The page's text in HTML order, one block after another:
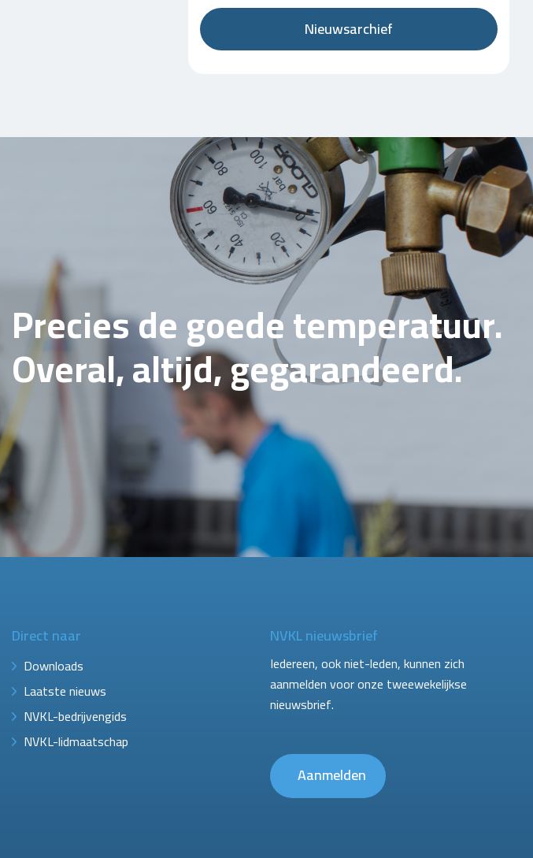
Nieuwsarchief
Precies de goede temperatuur.
Overal, altijd, gegarandeerd.
Direct naar
Downloads
Laatste nieuws
NVKL-bedrijvengids
NVKL-lidmaatschap
NVKL nieuwsbrief
Iedereen, ook niet-leden, kunnen zich
aanmelden voor onze tweewekelijkse
nieuwsbrief.
Aanmelden